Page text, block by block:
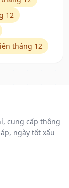
12
tháng 12
cung cấp thông
ngày tốt xấu